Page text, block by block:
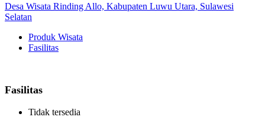
Desa Wisata Rinding Allo, Kabupaten Luwu Utara, Sulawesi
Selatan
Produk Wisata
Fasilitas
Fasilitas
Tidak tersedia